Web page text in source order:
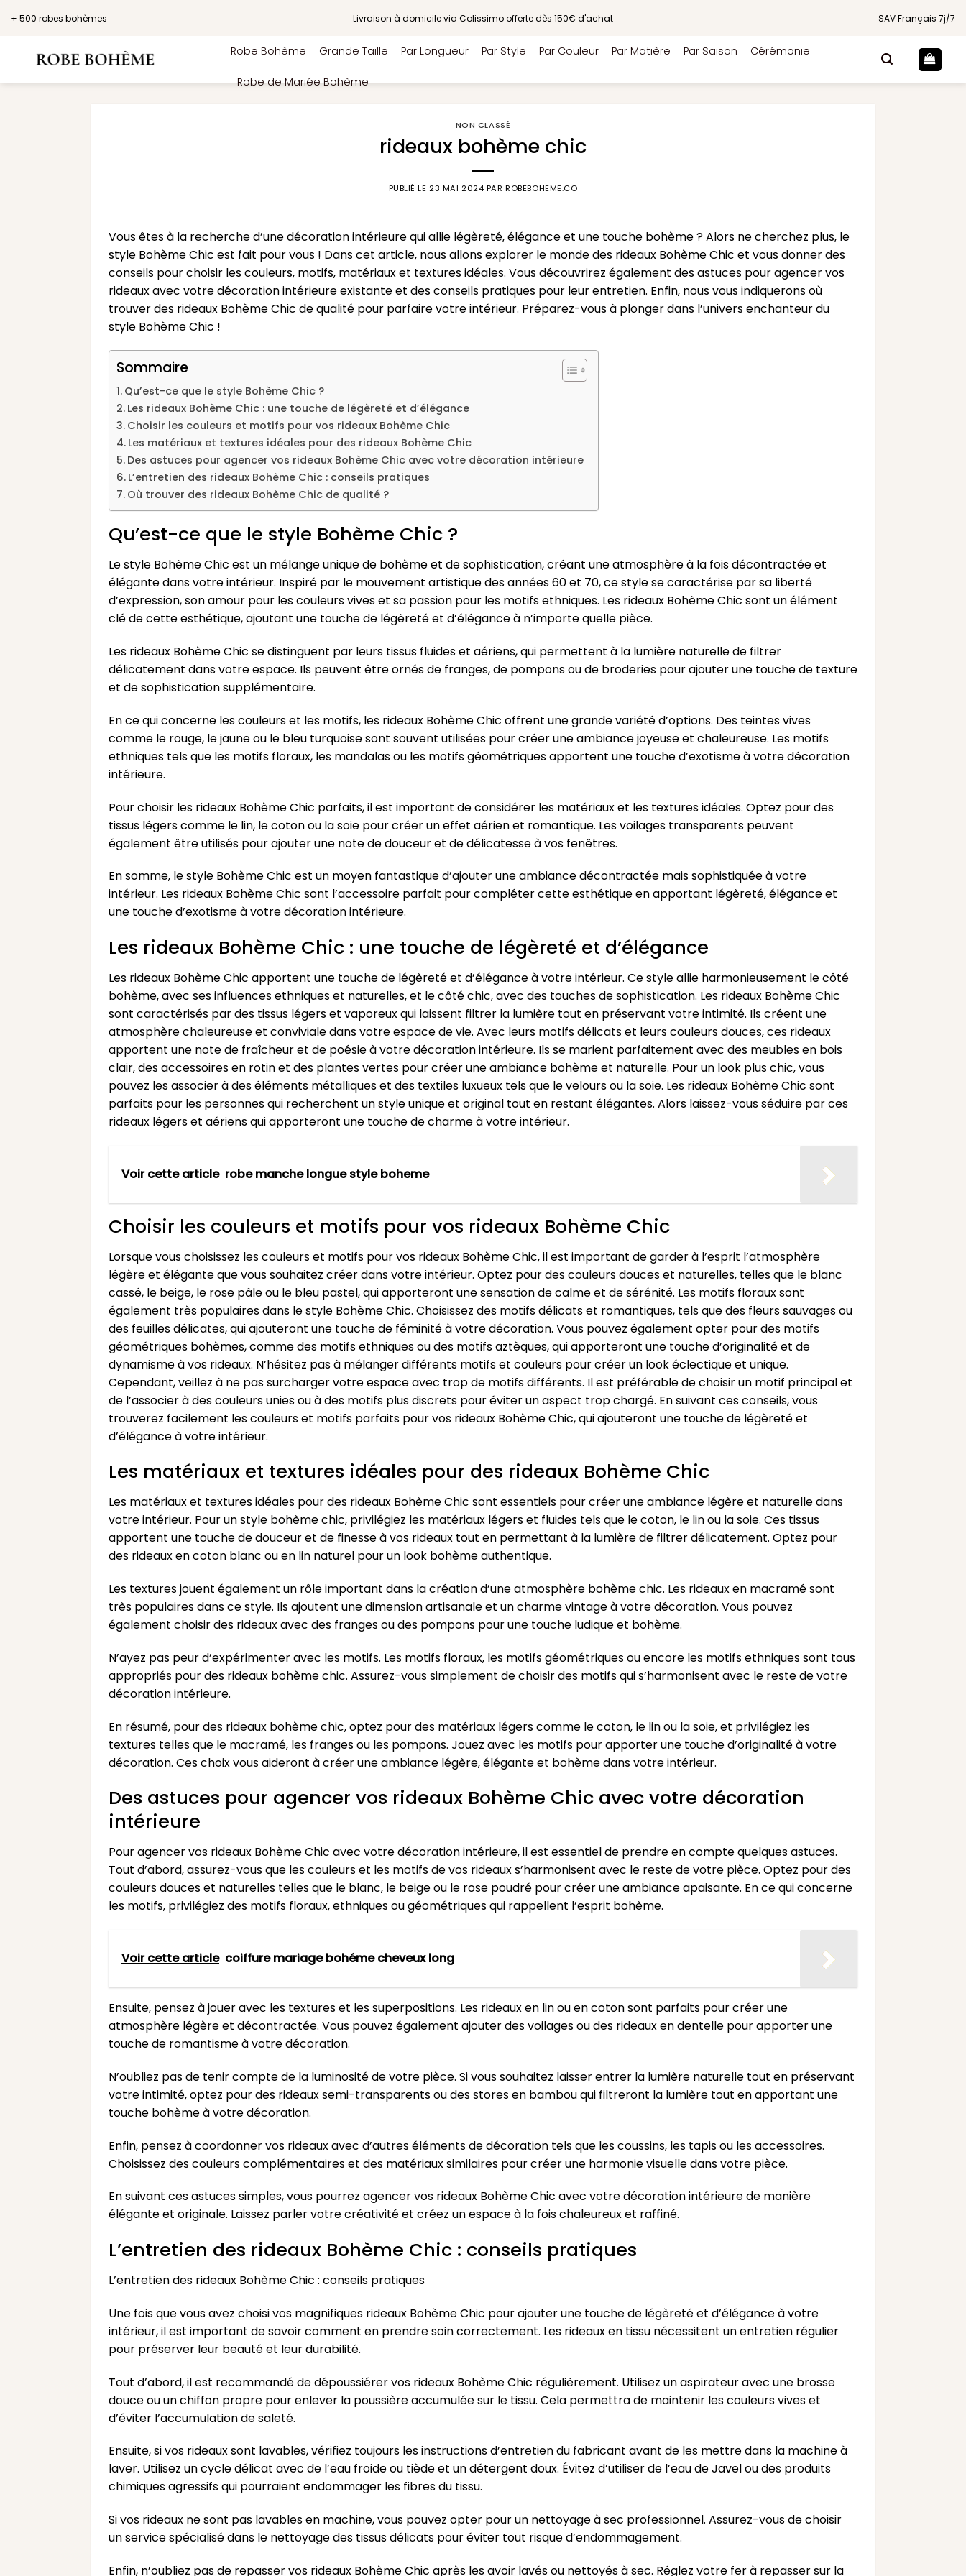
+ 500 robes bohèmes Livraison à domicile via Colissimo offerte dès 150€ d'achat SAV Français 7j/7
Robe Bohème Grande Taille Par Longueur Par Style Par Couleur Par Matière Par Saison Cérémonie
Robe de Mariée Bohème
NON CLASSÉ
rideaux bohème chic
PUBLIÉ LE 23 MAI 2024 PARROBEBOHEME.CO
Vous êtes à la recherche d’une décoration intérieure qui allie légèreté, élégance et une touche bohème ? Alors ne cherchez plus, le
style Bohème Chic est fait pour vous ! Dans cet article, nous allons explorer le monde des rideaux Bohème Chic et vous donner des
conseils pour choisir les couleurs, motifs, matériaux et textures idéales. Vous découvrirez également des astuces pour agencer vos
rideaux avec votre décoration intérieure existante et des conseils pratiques pour leur entretien. Enfin, nous vous indiquerons où
trouver des rideaux Bohème Chic de qualité pour parfaire votre intérieur. Préparez-vous à plonger dans l’univers enchanteur du
style Bohème Chic !
Sommaire
Qu’est-ce que le style Bohème Chic ?
Les rideaux Bohème Chic : une touche de légèreté et d’élégance
Choisir les couleurs et motifs pour vos rideaux Bohème Chic
Les matériaux et textures idéales pour des rideaux Bohème Chic
Des astuces pour agencer vos rideaux Bohème Chic avec votre décoration intérieure
L’entretien des rideaux Bohème Chic : conseils pratiques
Où trouver des rideaux Bohème Chic de qualité ?
Qu’est-ce que le style Bohème Chic ?
Le style Bohème Chic est un mélange unique de bohème et de sophistication, créant une atmosphère à la fois décontractée et
élégante dans votre intérieur. Inspiré par le mouvement artistique des années 60 et 70, ce style se caractérise par sa liberté
d’expression, son amour pour les couleurs vives et sa passion pour les motifs ethniques. Les rideaux Bohème Chic sont un élément
clé de cette esthétique, ajoutant une touche de légèreté et d’élégance à n’importe quelle pièce.
Les rideaux Bohème Chic se distinguent par leurs tissus fluides et aériens, qui permettent à la lumière naturelle de filtrer
délicatement dans votre espace. Ils peuvent être ornés de franges, de pompons ou de broderies pour ajouter une touche de texture
et de sophistication supplémentaire.
En ce qui concerne les couleurs et les motifs, les rideaux Bohème Chic offrent une grande variété d’options. Des teintes vives
comme le rouge, le jaune ou le bleu turquoise sont souvent utilisées pour créer une ambiance joyeuse et chaleureuse. Les motifs
ethniques tels que les motifs floraux, les mandalas ou les motifs géométriques apportent une touche d’exotisme à votre décoration
intérieure.
Pour choisir les rideaux Bohème Chic parfaits, il est important de considérer les matériaux et les textures idéales. Optez pour des
tissus légers comme le lin, le coton ou la soie pour créer un effet aérien et romantique. Les voilages transparents peuvent
également être utilisés pour ajouter une note de douceur et de délicatesse à vos fenêtres.
En somme, le style Bohème Chic est un moyen fantastique d’ajouter une ambiance décontractée mais sophistiquée à votre
intérieur. Les rideaux Bohème Chic sont l’accessoire parfait pour compléter cette esthétique en apportant légèreté, élégance et
une touche d’exotisme à votre décoration intérieure.
Les rideaux Bohème Chic : une touche de légèreté et d’élégance
Les rideaux Bohème Chic apportent une touche de légèreté et d’élégance à votre intérieur. Ce style allie harmonieusement le côté
bohème, avec ses influences ethniques et naturelles, et le côté chic, avec des touches de sophistication. Les rideaux Bohème Chic
sont caractérisés par des tissus légers et vaporeux qui laissent filtrer la lumière tout en préservant votre intimité. Ils créent une
atmosphère chaleureuse et conviviale dans votre espace de vie. Avec leurs motifs délicats et leurs couleurs douces, ces rideaux
apportent une note de fraîcheur et de poésie à votre décoration intérieure. Ils se marient parfaitement avec des meubles en bois
clair, des accessoires en rotin et des plantes vertes pour créer une ambiance bohème et naturelle. Pour un look plus chic, vous
pouvez les associer à des éléments métalliques et des textiles luxueux tels que le velours ou la soie. Les rideaux Bohème Chic sont
parfaits pour les personnes qui recherchent un style unique et original tout en restant élégantes. Alors laissez-vous séduire par ces
rideaux légers et aériens qui apporteront une touche de charme à votre intérieur.
Voir cette article robe manche longue style boheme
Choisir les couleurs et motifs pour vos rideaux Bohème Chic
Lorsque vous choisissez les couleurs et motifs pour vos rideaux Bohème Chic, il est important de garder à l’esprit l’atmosphère
légère et élégante que vous souhaitez créer dans votre intérieur. Optez pour des couleurs douces et naturelles, telles que le blanc
cassé, le beige, le rose pâle ou le bleu pastel, qui apporteront une sensation de calme et de sérénité. Les motifs floraux sont
également très populaires dans le style Bohème Chic. Choisissez des motifs délicats et romantiques, tels que des fleurs sauvages ou
des feuilles délicates, qui ajouteront une touche de féminité à votre décoration. Vous pouvez également opter pour des motifs
géométriques bohèmes, comme des motifs ethniques ou des motifs aztèques, qui apporteront une touche d’originalité et de
dynamisme à vos rideaux. N’hésitez pas à mélanger différents motifs et couleurs pour créer un look éclectique et unique.
Cependant, veillez à ne pas surcharger votre espace avec trop de motifs différents. Il est préférable de choisir un motif principal et
de l’associer à des couleurs unies ou à des motifs plus discrets pour éviter un aspect trop chargé. En suivant ces conseils, vous
trouverez facilement les couleurs et motifs parfaits pour vos rideaux Bohème Chic, qui ajouteront une touche de légèreté et
d’élégance à votre intérieur.
Les matériaux et textures idéales pour des rideaux Bohème Chic
Les matériaux et textures idéales pour des rideaux Bohème Chic sont essentiels pour créer une ambiance légère et naturelle dans
votre intérieur. Pour un style bohème chic, privilégiez les matériaux légers et fluides tels que le coton, le lin ou la soie. Ces tissus
apportent une touche de douceur et de finesse à vos rideaux tout en permettant à la lumière de filtrer délicatement. Optez pour
des rideaux en coton blanc ou en lin naturel pour un look bohème authentique.
Les textures jouent également un rôle important dans la création d’une atmosphère bohème chic. Les rideaux en macramé sont
très populaires dans ce style. Ils ajoutent une dimension artisanale et un charme vintage à votre décoration. Vous pouvez
également choisir des rideaux avec des franges ou des pompons pour une touche ludique et bohème.
N’ayez pas peur d’expérimenter avec les motifs. Les motifs floraux, les motifs géométriques ou encore les motifs ethniques sont tous
appropriés pour des rideaux bohème chic. Assurez-vous simplement de choisir des motifs qui s’harmonisent avec le reste de votre
décoration intérieure.
En résumé, pour des rideaux bohème chic, optez pour des matériaux légers comme le coton, le lin ou la soie, et privilégiez les
textures telles que le macramé, les franges ou les pompons. Jouez avec les motifs pour apporter une touche d’originalité à votre
décoration. Ces choix vous aideront à créer une ambiance légère, élégante et bohème dans votre intérieur.
Des astuces pour agencer vos rideaux Bohème Chic avec votre décoration
intérieure
Pour agencer vos rideaux Bohème Chic avec votre décoration intérieure, il est essentiel de prendre en compte quelques astuces.
Tout d’abord, assurez-vous que les couleurs et les motifs de vos rideaux s’harmonisent avec le reste de votre pièce. Optez pour des
couleurs douces et naturelles telles que le blanc, le beige ou le rose poudré pour créer une ambiance apaisante. En ce qui concerne
les motifs, privilégiez des motifs floraux, ethniques ou géométriques qui rappellent l’esprit bohème.
Voir cette article coiffure mariage bohéme cheveux long
Ensuite, pensez à jouer avec les textures et les superpositions. Les rideaux en lin ou en coton sont parfaits pour créer une
atmosphère légère et décontractée. Vous pouvez également ajouter des voilages ou des rideaux en dentelle pour apporter une
touche de romantisme à votre décoration.
N’oubliez pas de tenir compte de la luminosité de votre pièce. Si vous souhaitez laisser entrer la lumière naturelle tout en préservant
votre intimité, optez pour des rideaux semi-transparents ou des stores en bambou qui filtreront la lumière tout en apportant une
touche bohème à votre décoration.
Enfin, pensez à coordonner vos rideaux avec d’autres éléments de décoration tels que les coussins, les tapis ou les accessoires.
Choisissez des couleurs complémentaires et des matériaux similaires pour créer une harmonie visuelle dans votre pièce.
En suivant ces astuces simples, vous pourrez agencer vos rideaux Bohème Chic avec votre décoration intérieure de manière
élégante et originale. Laissez parler votre créativité et créez un espace à la fois chaleureux et raffiné.
L’entretien des rideaux Bohème Chic : conseils pratiques
L’entretien des rideaux Bohème Chic : conseils pratiques
Une fois que vous avez choisi vos magnifiques rideaux Bohème Chic pour ajouter une touche de légèreté et d’élégance à votre
intérieur, il est important de savoir comment en prendre soin correctement. Les rideaux en tissu nécessitent un entretien régulier
pour préserver leur beauté et leur durabilité.
Tout d’abord, il est recommandé de dépoussiérer vos rideaux Bohème Chic régulièrement. Utilisez un aspirateur avec une brosse
douce ou un chiffon propre pour enlever la poussière accumulée sur le tissu. Cela permettra de maintenir les couleurs vives et
d’éviter l’accumulation de saleté.
Ensuite, si vos rideaux sont lavables, vérifiez toujours les instructions d’entretien du fabricant avant de les mettre dans la machine à
laver. Utilisez un cycle délicat avec de l’eau froide ou tiède et un détergent doux. Évitez d’utiliser de l’eau de Javel ou des produits
chimiques agressifs qui pourraient endommager les fibres du tissu.
Si vos rideaux ne sont pas lavables en machine, vous pouvez opter pour un nettoyage à sec professionnel. Assurez-vous de choisir
un service spécialisé dans le nettoyage des tissus délicats pour éviter tout risque d’endommagement.
Enfin, n’oubliez pas de repasser vos rideaux Bohème Chic après les avoir lavés ou nettoyés à sec. Réglez votre fer à repasser sur la